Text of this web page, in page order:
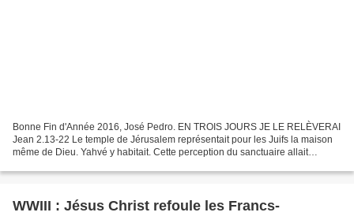
Bonne Fin d'Année 2016, José Pedro. EN TROIS JOURS JE LE RELÈVERAI
Jean 2.13-22 Le temple de Jérusalem représentait pour les Juifs la maison
même de Dieu. Yahvé y habitait. Cette perception du sanctuaire allait
WWIII : Jésus Christ refoule les Francs-